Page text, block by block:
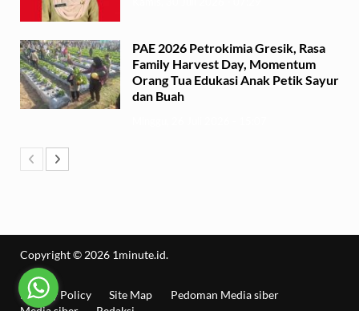
PAE 2026 Petrokimia Gresik, Rasa
Family Harvest Day, Momentum
Orang Tua Edukasi Anak Petik Sayur
dan Buah
Copyright © 2026 1minute.id.
Privacy Policy Site Map
Pedoman Media siber